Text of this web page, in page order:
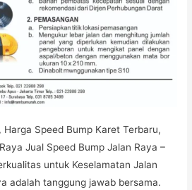
Speed Bump Karet Terbaru,
Jual Speed Bump Jalan Raya –
untuk Keselamatan Jalan
adalah tanggung jawab bersama.